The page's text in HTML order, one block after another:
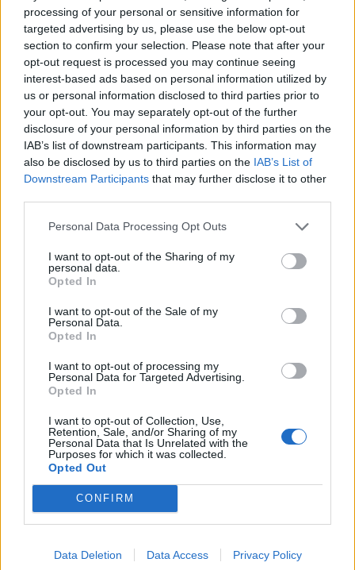
processing of your personal or sensitive information for
targeted advertising by us, please use the below opt-out
section to confirm your selection. Please note that after your
opt-out request is processed you may continue seeing
interest-based ads based on personal information utilized by
us or personal information disclosed to third parties prior to
your opt-out. You may separately opt-out of the further
disclosure of your personal information by third parties on the
IAB’s list of downstream participants. This information may
also be disclosed by us to third parties on the IAB’s List of
Downstream Participants that may further disclose it to other
Personal Data Processing Opt Outs
I want to opt-out of the Sharing of my
personal data.
Opted In
I want to opt-out of the Sale of my
Personal Data.
Opted In
I want to opt-out of processing my
Personal Data for Targeted Advertising.
Opted In
I want to opt-out of Collection, Use,
Retention, Sale, and/or Sharing of my
Personal Data that Is Unrelated with the
Purposes for which it was collected.
Opted Out
CONFIRM
Data Deletion Data Access Privacy Policy